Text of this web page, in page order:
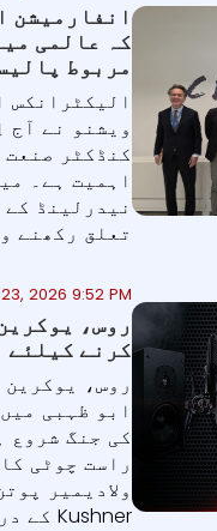
انفارمیشن
کہ عالمی
مربوط
الیکٹرانکس
ویشنو نے آج
کنڈکٹر
اہمیت ہے۔
نیدرلینڈ
تعلق رکھنے
2026 9:52 PM
روس،
کرنے کیلئے
روس،
ابو ظہبی
کی جنگ شروع
راست چوٹی
Kushner کے درمیان ہ...